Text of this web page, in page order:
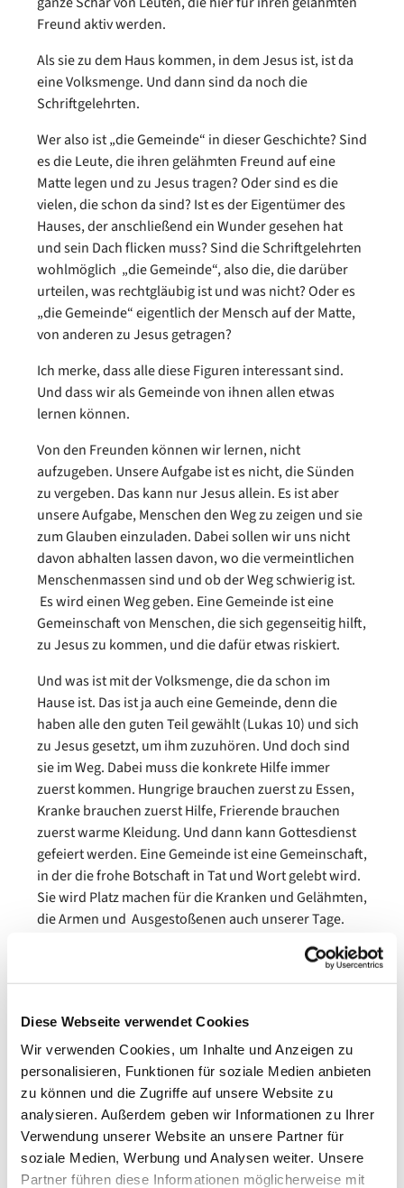
Diese Webseite verwendet Cookies
Wir verwenden Cookies, um Inhalte und Anzeigen zu
personalisieren, Funktionen für soziale Medien anbieten
zu können und die Zugriffe auf unsere Website zu
analysieren. Außerdem geben wir Informationen zu Ihrer
Verwendung unserer Website an unsere Partner für
soziale Medien, Werbung und Analysen weiter. Unsere
Partner führen diese Informationen möglicherweise mit
Freund aktiv werden.
Als sie zu dem Haus kommen, in dem Jesus ist, ist da
eine Volksmenge. Und dann sind da noch die
Schriftgelehrten.
Wer also ist „die Gemeinde“ in dieser Geschichte? Sind
es die Leute, die ihren gelähmten Freund auf eine
Matte legen und zu Jesus tragen? Oder sind es die
vielen, die schon da sind? Ist es der Eigentümer des
Hauses, der anschließend ein Wunder gesehen hat
und sein Dach flicken muss? Sind die Schriftgelehrten
wohlmöglich „die Gemeinde“, also die, die darüber
urteilen, was rechtgläubig ist und was nicht? Oder es
„die Gemeinde“ eigentlich der Mensch auf der Matte,
von anderen zu Jesus getragen?
Ich merke, dass alle diese Figuren interessant sind.
Und dass wir als Gemeinde von ihnen allen etwas
lernen können.
Von den Freunden können wir lernen, nicht
aufzugeben. Unsere Aufgabe ist es nicht, die Sünden
zu vergeben. Das kann nur Jesus allein. Es ist aber
unsere Aufgabe, Menschen den Weg zu zeigen und sie
zum Glauben einzuladen. Dabei sollen wir uns nicht
davon abhalten lassen davon, wo die vermeintlichen
Menschenmassen sind und ob der Weg schwierig ist.
Es wird einen Weg geben. Eine Gemeinde ist eine
Gemeinschaft von Menschen, die sich gegenseitig hilft,
zu Jesus zu kommen, und die dafür etwas riskiert.
Und was ist mit der Volksmenge, die da schon im
Hause ist. Das ist ja auch eine Gemeinde, denn die
haben alle den guten Teil gewählt (Lukas 10) und sich
zu Jesus gesetzt, um ihm zuzuhören. Und doch sind
sie im Weg. Dabei muss die konkrete Hilfe immer
zuerst kommen. Hungrige brauchen zuerst zu Essen,
Kranke brauchen zuerst Hilfe, Frierende brauchen
zuerst warme Kleidung. Und dann kann Gottesdienst
gefeiert werden. Eine Gemeinde ist eine Gemeinschaft,
in der die frohe Botschaft in Tat und Wort gelebt wird.
Sie wird Platz machen für die Kranken und Gelähmten,
die Armen und Ausgestoßenen auch unserer Tage.
Die Hausherren mit dem Wunder und dem kaputten
Dach sind vermutlich die beiden Fischer Simon und
beiden wohnt, wenn er Kafarnaum besucht. Ihr Haus
ist wahrscheinlich der Versammlungsraum. Die
Menschen kamen damals in den Privathäusern
zusammen. Das gilt auch für die ersten christlichen
Gemeinden. Man traf sich praktischerweise bei der
Familie mit dem großen Wohnzimmer. Auch das ist
Gemeinde: eine gastfreundliche Gemeinschaft. Es geht
bei einer christlichen Gemeinde nicht ums Gebäude,